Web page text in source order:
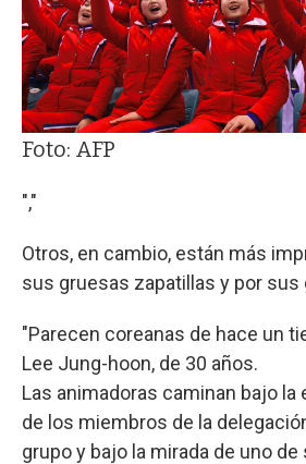
Foto: AFP
","
Otros, en cambio, están más
sus gruesas zapatillas y por sus
"Parecen coreanas de hace un
Lee Jung-hoon, de 30 años.
Las animadoras caminan bajo la
de los miembros de la
grupo y bajo la mirada de uno